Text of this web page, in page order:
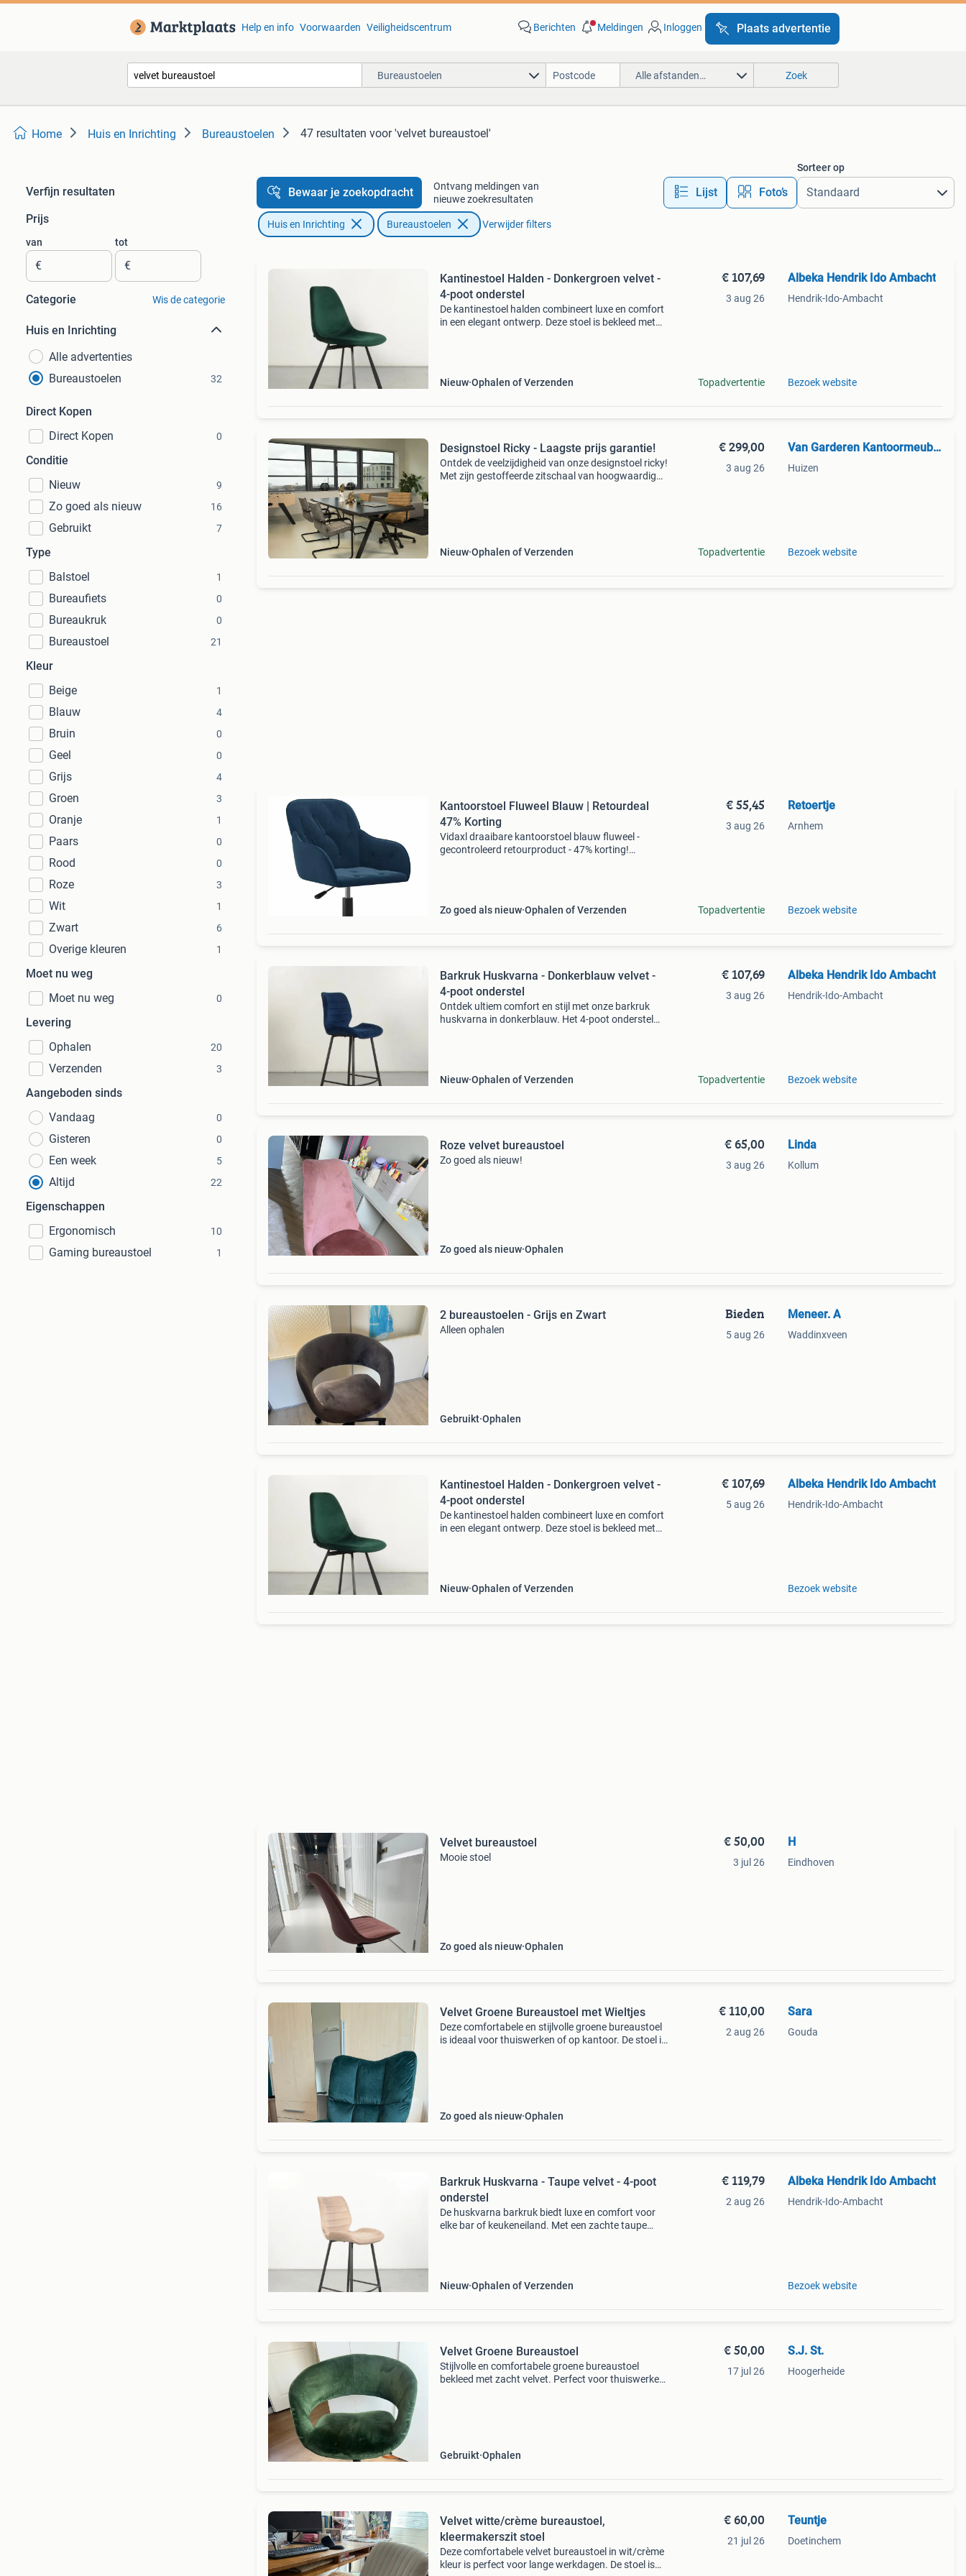
Help en info Voorwaarden Veiligheidscentrum Berichten Meldingen Inloggen Plaats advertentie
Bureaustoelen Alle afstanden… Zoek
Home Huis en Inrichting Bureaustoelen 47 resultaten voor 'velvet bureaustoel'
Verfijn resultaten
Prijs
van
€
tot
€
Categorie Wis de categorie
Huis en Inrichting
Alle advertenties
Bureaustoelen
32
Direct Kopen
Direct Kopen
0
Conditie
Nieuw
9
Zo goed als nieuw 16
Gebruikt 7
Type
Balstoel
1
Bureaufiets 0
Bureaukruk 0
Bureaustoel 21
Kleur
Beige
1
Blauw 4
Bruin 0
Geel 0
Grijs 4
Groen 3
Oranje 1
Paars 0
Rood 0
Roze 3
Wit 1
Zwart 6
Overige kleuren 1
Moet nu weg
Moet nu weg
0
Levering
Ophalen
20
Verzenden 3
Aangeboden sinds
Vandaag
0
Gisteren 0
Een week 5
Altijd 22
Eigenschappen
Ergonomisch
10
Gaming bureaustoel 1
Bewaar je zoekopdracht
Ontvang meldingen van
nieuwe zoekresultaten
Lijst Foto’s
Sorteer op
Huis en Inrichting Bureaustoelen Verwijder filters
Kantinestoel Halden - Donkergroen velvet -
4-poot onderstel
De kantinestoel halden combineert luxe en comfort
in een elegant ontwerp. Deze stoel is bekleed met
Nieuw Ophalen of Verzenden
€ 107,69
3 aug 26
Topadvertentie
Albeka Hendrik Ido Ambacht
Hendrik-Ido-Ambacht
Bezoek website
Designstoel Ricky - Laagste prijs garantie!
Ontdek de veelzijdigheid van onze designstoel ricky!
Met zijn gestoffeerde zitschaal van hoogwaardig
Nieuw Ophalen of Verzenden
€ 299,00
3 aug 26
Topadvertentie
Van Garderen Kantoormeubelen
Huizen
Bezoek website
Kantoorstoel Fluweel Blauw | Retourdeal
47% Korting
Vidaxl draaibare kantoorstoel blauw fluweel -
gecontroleerd retourproduct - 47% korting!
Zo goed als nieuw Ophalen of Verzenden
€ 55,45
3 aug 26
Topadvertentie
Retoertje
Arnhem
Bezoek website
Barkruk Huskvarna - Donkerblauw velvet -
4-poot onderstel
Ontdek ultiem comfort en stijl met onze barkruk
huskvarna in donkerblauw. Het 4-poot onderstel
Nieuw Ophalen of Verzenden
€ 107,69
3 aug 26
Topadvertentie
Albeka Hendrik Ido Ambacht
Hendrik-Ido-Ambacht
Bezoek website
Roze velvet bureaustoel
Zo goed als nieuw!
Zo goed als nieuw Ophalen
€ 65,00
3 aug 26
Linda
Kollum
2 bureaustoelen - Grijs en Zwart
Alleen ophalen
Gebruikt Ophalen
Bieden
5 aug 26
Meneer. A
Waddinxveen
Kantinestoel Halden - Donkergroen velvet -
4-poot onderstel
De kantinestoel halden combineert luxe en comfort
in een elegant ontwerp. Deze stoel is bekleed met
Nieuw Ophalen of Verzenden
€ 107,69
5 aug 26
Albeka Hendrik Ido Ambacht
Hendrik-Ido-Ambacht
Bezoek website
Velvet bureaustoel
Mooie stoel
Zo goed als nieuw Ophalen
€ 50,00
3 jul 26
H
Eindhoven
Velvet Groene Bureaustoel met Wieltjes
Deze comfortabele en stijlvolle groene bureaustoel
is ideaal voor thuiswerken of op kantoor. De stoel is
Zo goed als nieuw Ophalen
€ 110,00
2 aug 26
Sara
Gouda
Barkruk Huskvarna - Taupe velvet - 4-poot
onderstel
De huskvarna barkruk biedt luxe en comfort voor
elke bar of keukeneiland. Met een zachte taupe
Nieuw Ophalen of Verzenden
€ 119,79
2 aug 26
Albeka Hendrik Ido Ambacht
Hendrik-Ido-Ambacht
Bezoek website
Velvet Groene Bureaustoel
Stijlvolle en comfortabele groene bureaustoel
bekleed met zacht velvet. Perfect voor thuiswerken
Gebruikt Ophalen
€ 50,00
17 jul 26
S.J. St.
Hoogerheide
Velvet witte/crème bureaustoel,
kleermakerszit stoel
Deze comfortabele velvet bureaustoel in wit/crème
kleur is perfect voor lange werkdagen. De stoel is
€ 60,00
21 jul 26
Teuntje
Doetinchem